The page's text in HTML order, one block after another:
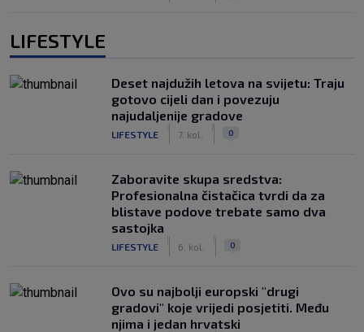
LIFESTYLE
Deset najdužih letova na svijetu: Traju
gotovo cijeli dan i povezuju
najudaljenije gradove
LIFESTYLE 7. kol. 0
Zaboravite skupa sredstva:
Profesionalna čistačica tvrdi da za
blistave podove trebate samo dva
sastojka
LIFESTYLE 6. kol. 0
Ovo su najbolji europski "drugi
gradovi" koje vrijedi posjetiti. Među
njima i jedan hrvatski